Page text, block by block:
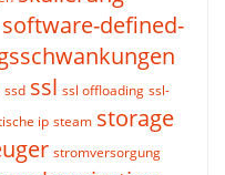
software-defined-
ssd ssl ssl offloading ssl-
ip steam storage
stromversorgung